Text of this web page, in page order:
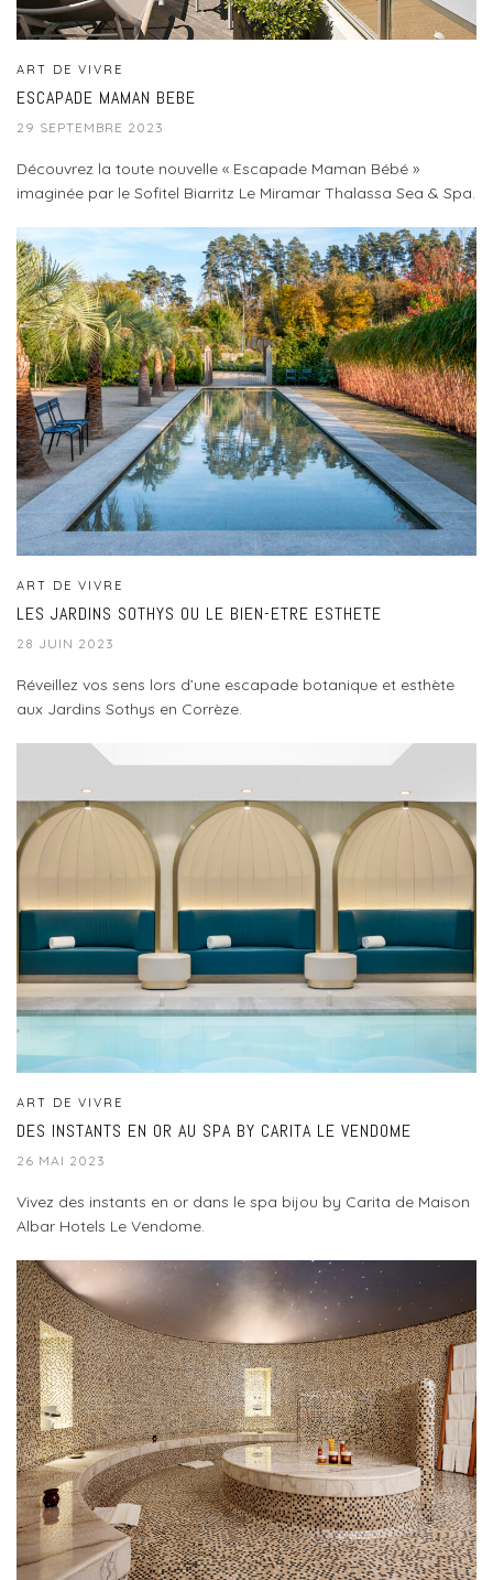
ART DE VIVRE
ESCAPADE MAMAN BEBE
29 SEPTEMBRE 2023
Découvrez la toute nouvelle « Escapade Maman Bébé »
imaginée par le Sofitel Biarritz Le Miramar Thalassa Sea & Spa.
ART DE VIVRE
LES JARDINS SOTHYS OU LE BIEN-ETRE ESTHETE
28 JUIN 2023
Réveillez vos sens lors d’une escapade botanique et esthète
aux Jardins Sothys en Corrèze.
ART DE VIVRE
DES INSTANTS EN OR AU SPA BY CARITA LE VENDOME
26 MAI 2023
Vivez des instants en or dans le spa bijou by Carita de Maison
Albar Hotels Le Vendome.